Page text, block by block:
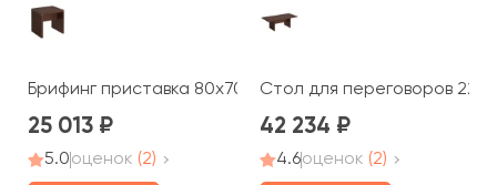
Брифинг приставка 80x70x75 Cosmo
25 013
5.0оценок (2)
Стол для переговоров
42 234
4.6оценок (2)